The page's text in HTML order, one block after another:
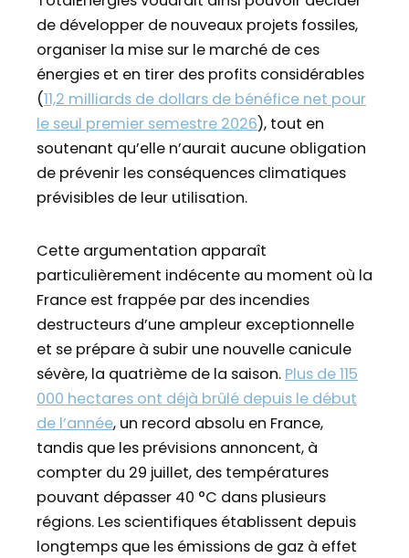
de développer de nouveaux projets fossiles,
organiser la mise sur le marché de ces
énergies et en tirer des profits considérables
(11,2 milliards de dollars de bénéfice net pour
le seul premier semestre 2026), tout en
soutenant qu’elle n’aurait aucune obligation
de prévenir les conséquences climatiques
prévisibles de leur utilisation.
Cette argumentation apparaît
particulièrement indécente au moment où la
France est frappée par des incendies
destructeurs d’une ampleur exceptionnelle
et se prépare à subir une nouvelle canicule
sévère, la quatrième de la saison. Plus de 115
000 hectares ont déjà brûlé depuis le début
de l’année, un record absolu en France,
tandis que les prévisions annoncent, à
compter du 29 juillet, des températures
pouvant dépasser 40 °C dans plusieurs
régions. Les scientifiques établissent depuis
longtemps que les émissions de gaz à effet